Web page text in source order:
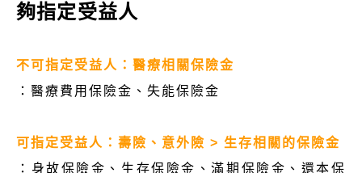
夠指定受益人
不可指定受益人：醫療相關保險金
：醫療費用保險金、失能保險金
可指定受益人：壽險、意外險 > 生存相關的保險金
：身故保險金、生存保險金、滿期保險金、還本保